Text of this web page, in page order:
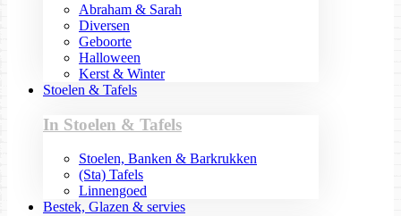
Abraham & Sarah
Diversen
Geboorte
Halloween
Kerst & Winter
Stoelen & Tafels
In Stoelen & Tafels
Stoelen, Banken & Barkrukken
(Sta) Tafels
Linnengoed
Bestek, Glazen & servies